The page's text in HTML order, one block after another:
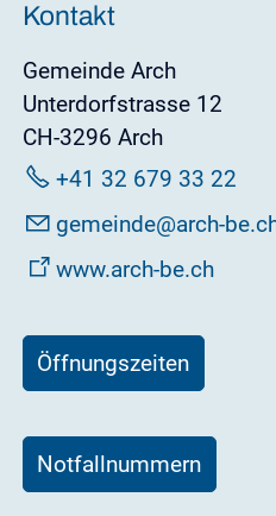
Kontakt
Gemeinde Arch
Unterdorfstrasse 12
CH-3296 Arch
+41 32 679 33 22
g m nd rch-b
www.arch-be.ch
Öffnungszeiten
Notfallnummern